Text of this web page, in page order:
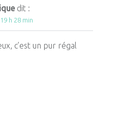
dit :
h 28 min
c’est un pur régal